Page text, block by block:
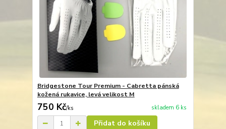
Bridgestone Tour Premium - Cabretta pánská
kožená rukavice, levá velikost M
750 Kč/ks skladem 6 ks
Přidat do košíku